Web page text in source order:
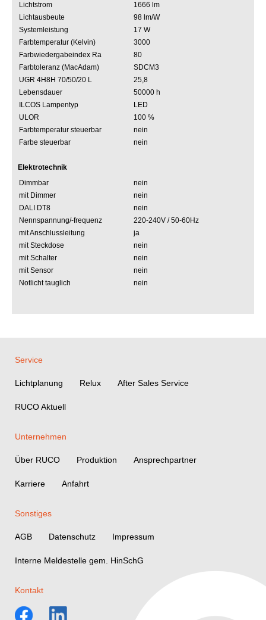
Lichtstrom
1666 lm
Lichtausbeute
98 lm/W
Systemleistung
17 W
Farbtemperatur (Kelvin)
3000
Farbwiedergabeindex Ra
80
Farbtoleranz (MacAdam)
SDCM3
UGR 4H8H 70/50/20 L
25,8
Lebensdauer
50000 h
ILCOS Lampentyp
LED
ULOR
100 %
Farbtemperatur steuerbar
nein
Farbe steuerbar
nein
Elektrotechnik
Dimmbar
nein
mit Dimmer
nein
DALI DT8
nein
Nennspannung/-frequenz
220-240V / 50-60Hz
mit Anschlussleitung
ja
mit Steckdose
nein
mit Schalter
nein
mit Sensor
nein
Notlicht tauglich
nein
Service
Lichtplanung Relux After Sales Service
RUCO Aktuell
Unternehmen
Über RUCO Produktion Ansprechpartner
Karriere Anfahrt
Sonstiges
AGB Datenschutz Impressum
Interne Meldestelle gem. HinSchG
Kontakt